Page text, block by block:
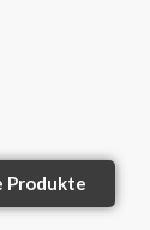
Produkte